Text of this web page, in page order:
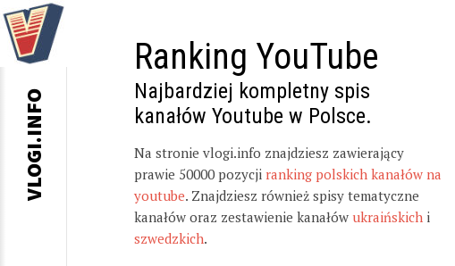
Ranking YouTube
Najbardziej kompletny spis
kanałów Youtube w Polsce.
Na stronie vlogi.info znajdziesz zawierający
prawie 50000 pozycji ranking polskich kanałów na
youtube. Znajdziesz również spisy tematyczne
kanałów oraz zestawienie kanałów ukraińskich i
szwedzkich.
VLOGI.INFO